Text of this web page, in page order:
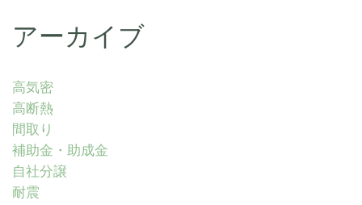
アーカイブ
高気密
高断熱
間取り
補助金・助成金
自社分譲
耐震